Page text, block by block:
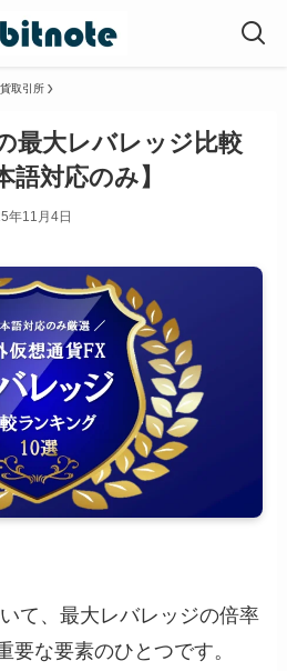
取引所
最大レバレッジ比較
対応のみ】
年11月4日
て、最大レバレッジの倍率
要な要素のひとつです。